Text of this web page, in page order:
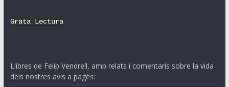
Grata Lectura
Llibres de Felip Vendrell, amb relats i comentaris sobre la vida
dels nostres avis a pagès: